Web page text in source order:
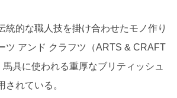
統的な職人技を掛け合わせたモノ作り
ツ アンド クラフツ（ARTS & CRAFT
具に使われる重厚なブリティッシュ
されている。